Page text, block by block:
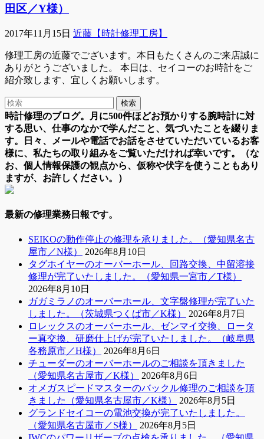
田区／Y様）
2017年11月15日 近藤【時計修理工房】
修理工房の近藤でございます。本日もたくさんのご来店誠に
ありがとうございました。 本日は、セイコーのお時計をご
紹介致します、宜しくお願いします。
時計修理のブログ。月に500件ほどお預かりする腕時計に対
する思い、仕事のなかで学んだこと、気づいたことを綴りま
す。日々、メールや電話でお話をさせていただいているお客
様に、私たちの取り組みをご覧いただければ幸いです。（な
お、個人情報保護の観点から、仮称や伏字を使うこともあり
ますが、お許しください。）
最新の修理業務日報です。
SEIKOの動作停止の修理を承りました。（愛知県名古
屋市／N様）
2026年8月10日
タグホイヤーのオーバーホール、回路交換、中留溶接
修理が完了いたしました。（愛知県一宮市／T様）
2026年8月10日
ガガミラノのオーバーホール、文字盤修理が完了いた
しました。（茨城県つくば市／K様）
2026年8月7日
ロレックスのオーバーホール、ゼンマイ交換、ロータ
ー真交換、研磨仕上げが完了いたしました。（岐阜県
各務原市／H様）
2026年8月6日
チューダーのオーバーホールのご相談を頂きました
（愛知県名古屋市／K様）
2026年8月6日
オメガスピードマスターのバックル修理のご相談を頂
きました（愛知県名古屋市／K様）
2026年8月5日
グランドセイコーの電池交換が完了いたしました。
（愛知県名古屋市／S様）
2026年8月5日